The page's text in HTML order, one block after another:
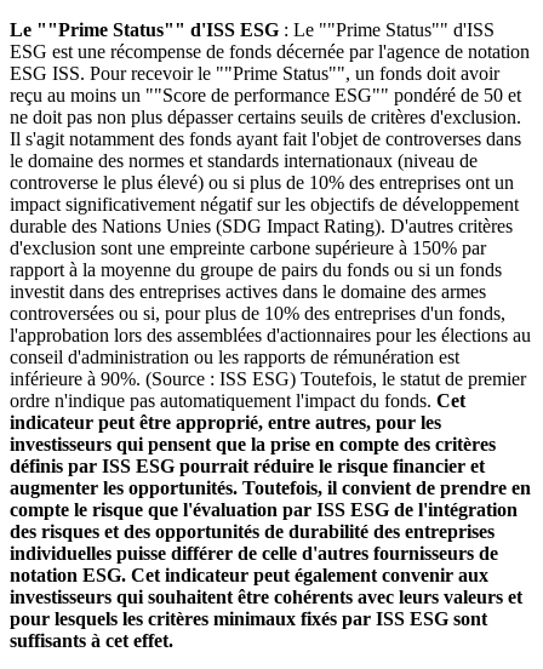
Le ""Prime Status"" d'ISS ESG : Le ""Prime Status"" d'ISS
ESG est une récompense de fonds décernée par l'agence de notation
ESG ISS. Pour recevoir le ""Prime Status"", un fonds doit avoir
reçu au moins un ""Score de performance ESG"" pondéré de 50 et
ne doit pas non plus dépasser certains seuils de critères d'exclusion.
Il s'agit notamment des fonds ayant fait l'objet de controverses dans
le domaine des normes et standards internationaux (niveau de
controverse le plus élevé) ou si plus de 10% des entreprises ont un
impact significativement négatif sur les objectifs de développement
durable des Nations Unies (SDG Impact Rating). D'autres critères
d'exclusion sont une empreinte carbone supérieure à 150% par
rapport à la moyenne du groupe de pairs du fonds ou si un fonds
investit dans des entreprises actives dans le domaine des armes
controversées ou si, pour plus de 10% des entreprises d'un fonds,
l'approbation lors des assemblées d'actionnaires pour les élections au
conseil d'administration ou les rapports de rémunération est
inférieure à 90%. (Source : ISS ESG) Toutefois, le statut de premier
ordre n'indique pas automatiquement l'impact du fonds. Cet
indicateur peut être approprié, entre autres, pour les
investisseurs qui pensent que la prise en compte des critères
définis par ISS ESG pourrait réduire le risque financier et
augmenter les opportunités. Toutefois, il convient de prendre en
compte le risque que l'évaluation par ISS ESG de l'intégration
des risques et des opportunités de durabilité des entreprises
individuelles puisse différer de celle d'autres fournisseurs de
notation ESG. Cet indicateur peut également convenir aux
investisseurs qui souhaitent être cohérents avec leurs valeurs et
pour lesquels les critères minimaux fixés par ISS ESG sont
suffisants à cet effet.